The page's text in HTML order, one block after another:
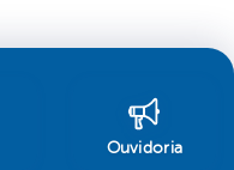
Ouvidoria